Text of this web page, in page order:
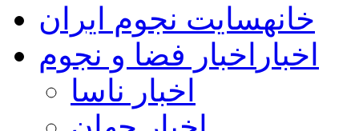
خانهسایت نجوم ایران
اخبار اخبار فضا و نجوم
اخبار ناسا